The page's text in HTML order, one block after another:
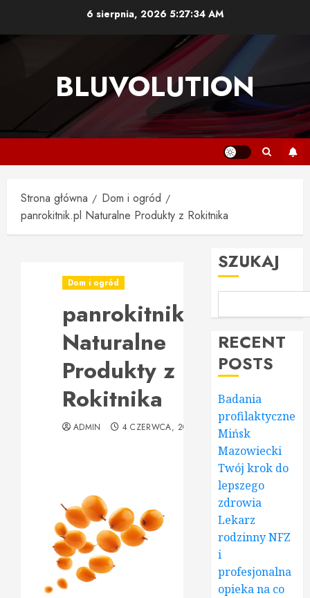
6 sierpnia, 2026 5:27:34 AM
BLUVOLUTION
Strona główna
Dom i ogród
panrokitnik.pl Naturalne Produkty z Rokitnika
Dom i ogród
panrokitnik.pl
Naturalne
Produkty z
Rokitnika
ADMIN 4 CZERWCA, 2026
SZUKAJ
RECENT
POSTS
Badania
profilaktyczne
Mińsk
Mazowiecki
Twój krok do
lepszego
zdrowia
Lekarz
rodzinny NFZ
i
profesjonalna
opieka na co